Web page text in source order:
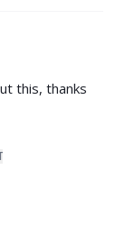
this, thanks